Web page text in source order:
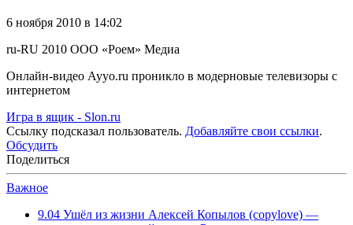
6 ноября 2010 в 14:02
ru-RU 2010 ООО «Роем» Медиа
Онлайн-видео Ayyo.ru проникло в модерновые телевизоры с
интернетом
Игра в ящик - Slon.ru
Ссылку подсказал пользователь. Добавляйте свои ссылки.
Обсудить
Поделиться
Важное
9.04 Ушёл из жизни Алексей Копылов (copylove) —